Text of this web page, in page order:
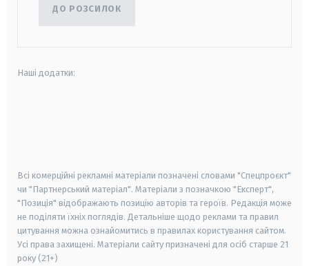
ДО РОЗСИЛОК
Наші додатки:
Всі комерційні рекламні матеріали позначені словами "Спецпроєкт"
чи "Партнерський матеріал". Матеріали з позначкою "Експерт",
"Позиція" відображають позицію авторів та героїв. Редакція може
не поділяти їхніх поглядів. Детальніше щодо реклами та правил
цитування можна ознайомитись в правилах користування сайтом.
Усі права захищені. Матеріали сайту призначені для осіб старше 21
року (21+)